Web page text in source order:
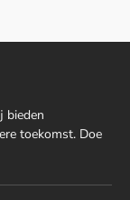
bieden
toekomst. Doe